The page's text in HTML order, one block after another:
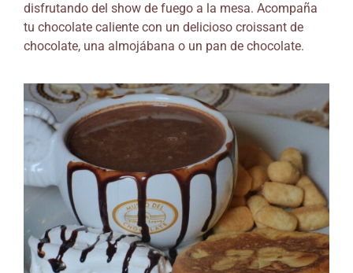
disfrutando del show de fuego a la mesa. Acompaña
tu chocolate caliente con un delicioso croissant de
chocolate, una almojábana o un pan de chocolate.